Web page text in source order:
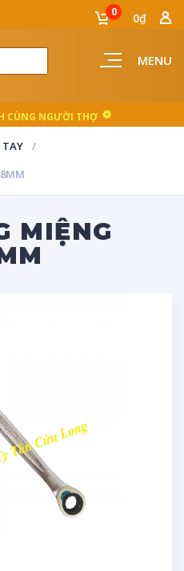
MENU
0 0₫
CÙNG NGƯỜI THỢ
TAY
MIỆNG